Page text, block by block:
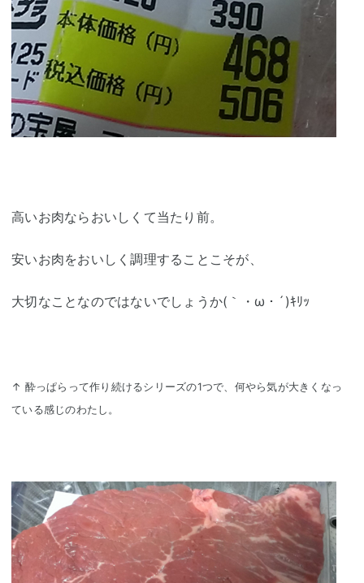
高いお肉ならおいしくて当たり前。
安いお肉をおいしく調理することこそが、
大切なことなのではないでしょうか(｀・ω・´)ｷﾘｯ
↑ 酔っぱらって作り続けるシリーズの1つで、何やら気が大きくなっ
ている感じのわたし。